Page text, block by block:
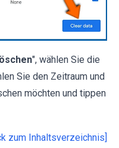
", wählen Sie die
Sie den Zeitraum und
möchten und tippen
zum Inhaltsverzeichnis]